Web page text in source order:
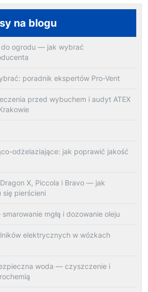
na blogu
do ogrodu — jak wybrać
poradnik ekspertów Pro-Vent
przed wybuchem i audyt ATEX
odżelaziające: jak poprawić jakość
X, Piccola i Bravo — jak
się pierścieni
mgłą i dozowanie oleju
elektrycznych w wózkach
woda — czyszczenie i